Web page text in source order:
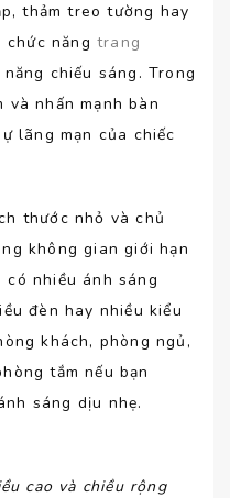
thảm treo tường hay
chức năngtrang
chiếu sáng. Trong
nhấn mạnh bàn
lãng mạn của chiếc
thước nhỏ và chủ
không gian giới hạn
có nhiều ánh sáng
đèn hay nhiều kiểu
khách, phòng ngủ,
tắm nếu bạn
sáng dịu nhẹ.
cao và chiều rộng